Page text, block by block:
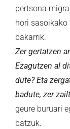
pertsona
hori sasoikako
bakarrik.
Zer gertatzen
Ezagutzen al
dute? Eta
badute, zer
geure buruari
batzuk.